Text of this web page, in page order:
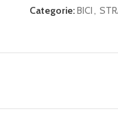
Categorie:BICI,